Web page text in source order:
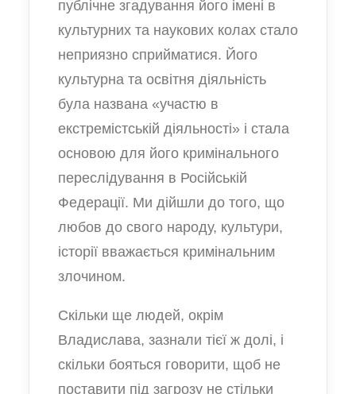
публічне згадування його імені в
культурних та наукових колах стало
неприязно сприйматися. Його
культурна та освітня діяльність
була названа «участю в
екстремістській діяльності» і стала
основою для його кримінального
переслідування в Російській
Федерації. Ми дійшли до того, що
любов до свого народу, культури,
історії вважається кримінальним
злочином.
Скільки ще людей, окрім
Владислава, зазнали тієї ж долі, і
скільки бояться говорити, щоб не
поставити під загрозу не стільки